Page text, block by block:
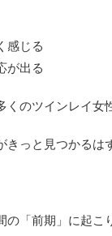
感じる
が出る
のツインレイ女
っと見つかるは
「前期」に起こ